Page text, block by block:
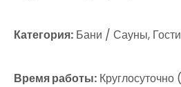
Категория: Бани / Сауны,
Время работы: